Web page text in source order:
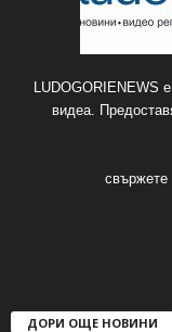
LUDOGORIENEWS
видеа.
свържете
ДОРИ ОЩЕ НОВИНИ